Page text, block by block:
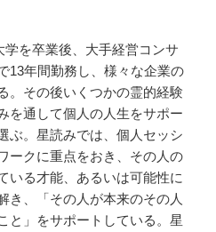
学を卒業後、大手経営コンサ
13年間勤務し、様々な企業の
。その後いくつかの霊的経験
を通して個人の人生をサポー
ぶ。星読みでは、個人セッシ
ークに重点をおき、その人の
いる才能、あるいは可能性に
き、「その人が本来のその人
と」をサポートしている。星